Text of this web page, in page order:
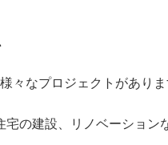
々なプロジェクトがありま
の建設、リノベーション